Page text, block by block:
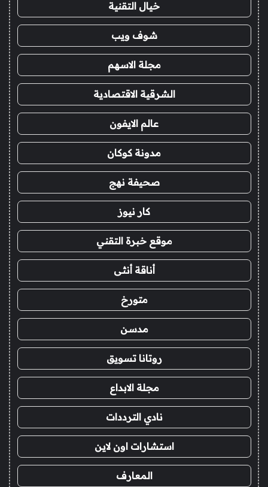
خيال التقنية
شوف ويب
مجلة الاسهم
الشرقية الاقتصادية
عالم الايفون
مدونة كوكان
صحيفة نهج
كار نيوز
موقع خبرة التقني
أناقة أنثى
متورخ
مدسن
روتانا تسويق
مجلة الابداع
نادي الترددات
استشارات اون لاين
المعارف